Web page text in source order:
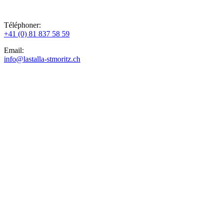
Téléphoner:
+41 (0) 81 837 58 59
Email:
info@lastalla-stmoritz.ch